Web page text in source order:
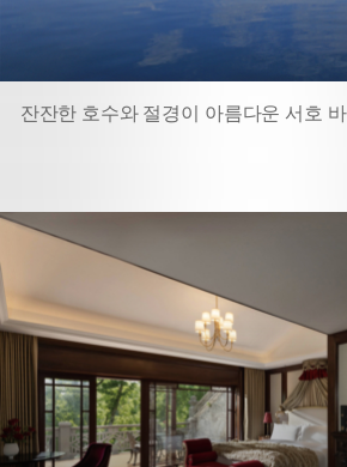
잔잔한 호수와 절경이 아름다운 서호